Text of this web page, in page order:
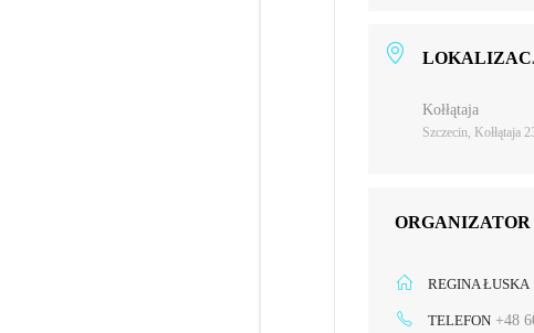
Kołłątaja
Szczecin, Kołłątaja
ORGANIZATOR
REGINA ŁUSKA
TELEFON +48